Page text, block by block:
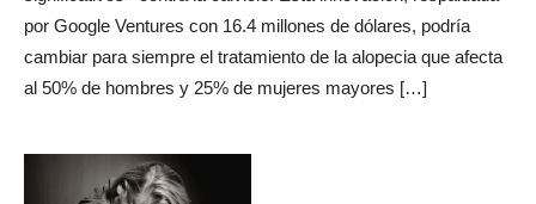
por Google Ventures con 16.4 millones de dólares, podría
cambiar para siempre el tratamiento de la alopecia que afecta
al 50% de hombres y 25% de mujeres mayores […]